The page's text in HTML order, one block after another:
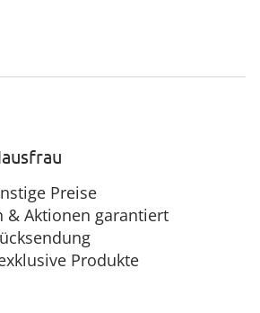
Preise
& Aktionen garantiert
Produkte